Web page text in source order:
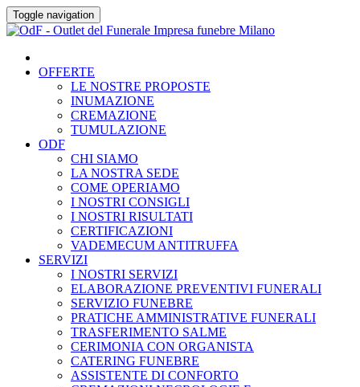
Skip
to
Toggle navigation
OFFERTE
LE NOSTRE PROPOSTE
INUMAZIONE
CREMAZIONE
TUMULAZIONE
ODF
CHI SIAMO
LA NOSTRA SEDE
COME OPERIAMO
I NOSTRI CONSIGLI
I NOSTRI RISULTATI
CERTIFICAZIONI
VADEMECUM ANTITRUFFA
SERVIZI
I NOSTRI SERVIZI
ELABORAZIONE PREVENTIVI FUNERALI
SERVIZIO FUNEBRE
PRATICHE AMMINISTRATIVE FUNERALI
TRASFERIMENTO SALME
CERIMONIA CON ORGANISTA
CATERING FUNEBRE
ASSISTENTE DI CONFORTO